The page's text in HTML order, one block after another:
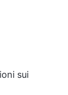
sui